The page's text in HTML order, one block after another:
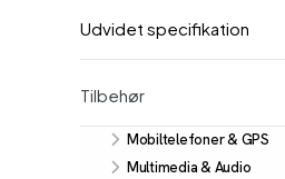
Udvidet specifikation
Tilbehør
Mobiltelefoner & GPS
Multimedia & Audio